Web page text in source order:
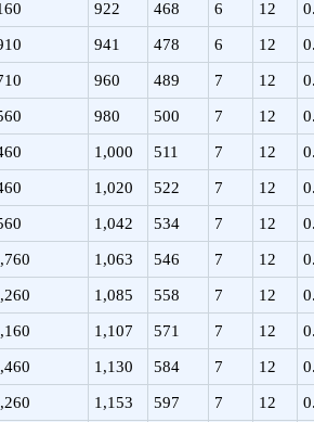
922 468 6 12
941 478 6 12
960 489 7 12
980 500 7 12
1,000 511 7 12
1,020 522 7 12
1,042 534 7 12
1,063 546 7 12
1,085 558 7 12
1,107 571 7 12
1,130 584 7 12
1,153 597 7 12